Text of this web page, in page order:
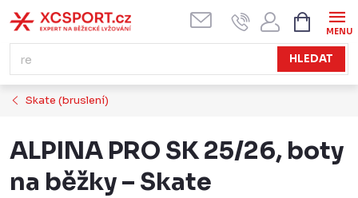
na
obsah
HLEDAT
KOŠÍK
Skate (bruslení)
ALPINA PRO SK 25/26, boty
na běžky – Skate